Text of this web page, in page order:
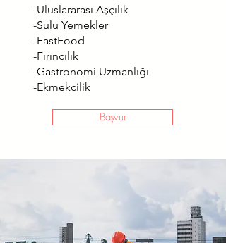
-Uluslararası Aşçılık
-Sulu Yemekler
-FastFood
-Fırıncılık
-Gastronomi Uzmanlığı
-Ekmekcilik
Başvur